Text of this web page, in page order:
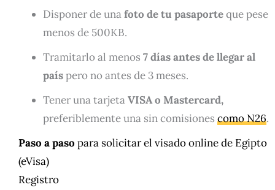
Disponer de unafoto de tu pasaporteque pese
menos de 500KB.
Tramitarlo al menos 7 días antes de llegar al
paíspero no antes de 3 meses.
Tener una tarjetaVISA o Mastercard,
preferiblemente una sin comisiones como N26.
Paso a paso para solicitar el visado online de Egipto
(eVisa)
Registro